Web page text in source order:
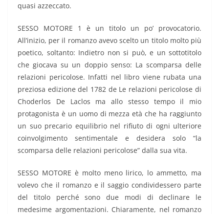
quasi azzeccato.
SESSO MOTORE 1 è un titolo un po’ provocatorio.
All’inizio, per il romanzo avevo scelto un titolo molto più
poetico, soltanto: Indietro non si può, e un sottotitolo
che giocava su un doppio senso: La scomparsa delle
relazioni pericolose. Infatti nel libro viene rubata una
preziosa edizione del 1782 de Le relazioni pericolose di
Choderlos De Laclos ma allo stesso tempo il mio
protagonista è un uomo di mezza età che ha raggiunto
un suo precario equilibrio nel rifiuto di ogni ulteriore
coinvolgimento sentimentale e desidera solo “la
scomparsa delle relazioni pericolose” dalla sua vita.
SESSO MOTORE è molto meno lirico, lo ammetto, ma
volevo che il romanzo e il saggio condividessero parte
del titolo perché sono due modi di declinare le
medesime argomentazioni. Chiaramente, nel romanzo